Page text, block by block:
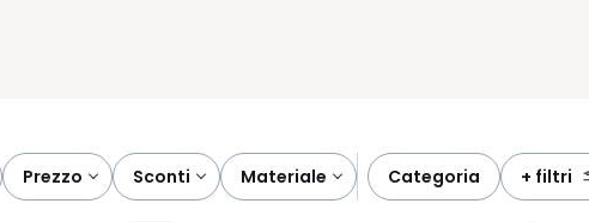
prezzo sconti materiale categoria + filtri